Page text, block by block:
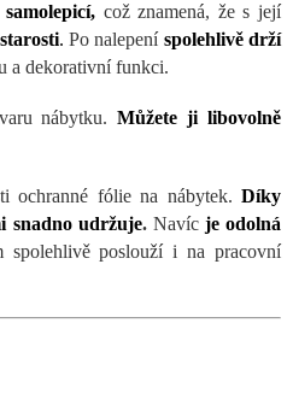
což znamená, že s její
. Po nalepení spolehlivě drží
a dekorativní funkci.
nábytku.Můžete ji libovolně
ochranné fólie na nábytek. Díky
snadno udržuje. Navíc je odolná
spolehlivě poslouží i na pracovní